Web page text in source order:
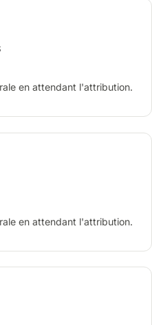
en attendant l'attribution.
en attendant l'attribution.